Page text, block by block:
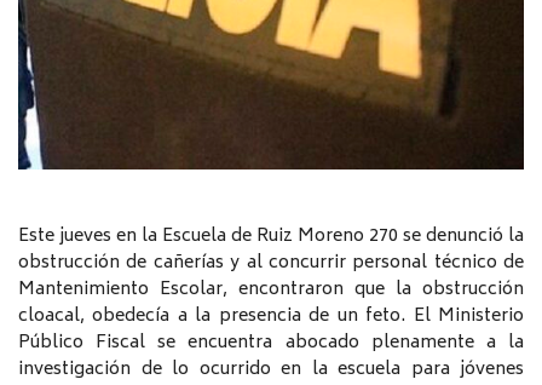
Este jueves en la Escuela de Ruiz Moreno 270 se denunció la
obstrucción de cañerías y al concurrir personal técnico de
Mantenimiento Escolar, encontraron que la obstrucción
cloacal, obedecía a la presencia de un feto. El Ministerio
Público Fiscal se encuentra abocado plenamente a la
investigación de lo ocurrido en la escuela para jóvenes